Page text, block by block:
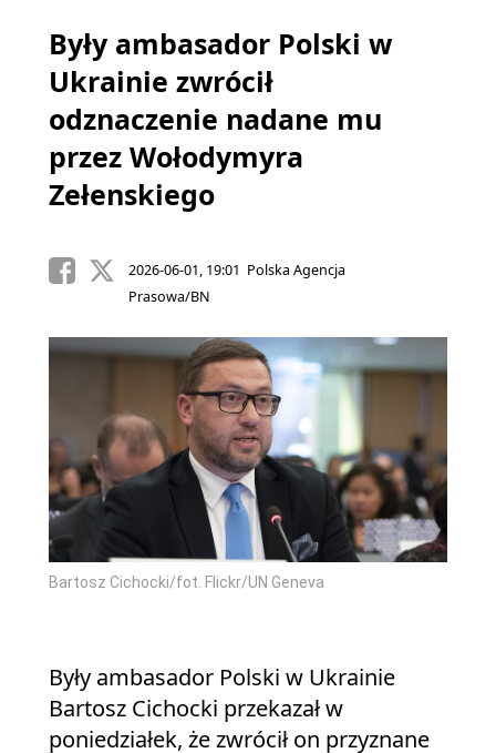
Były ambasador Polski w
Ukrainie zwrócił
odznaczenie nadane mu
przez Wołodymyra
Zełenskiego
2026-06-01, 19:01 Polska Agencja
Prasowa/BN
Bartosz Cichocki/fot. Flickr/UN Geneva
Były ambasador Polski w Ukrainie
Bartosz Cichocki przekazał w
poniedziałek, że zwrócił on przyznane